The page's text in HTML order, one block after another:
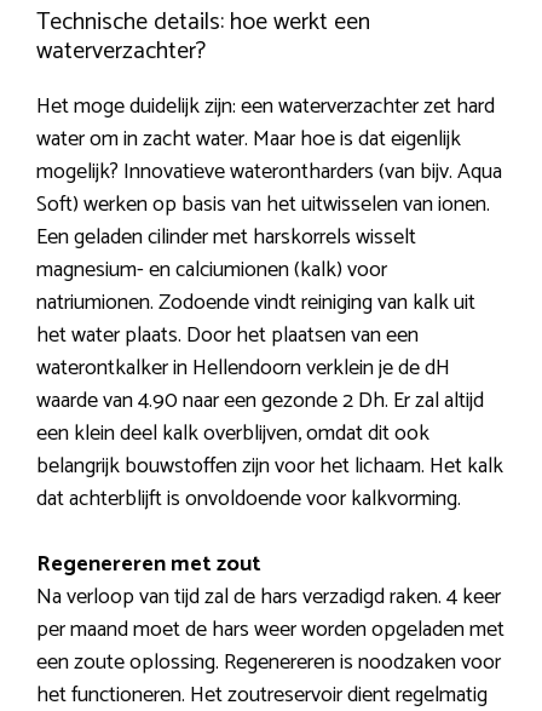
Technische details: hoe werkt een
waterverzachter?
Het moge duidelijk zijn: een waterverzachter zet hard
water om in zacht water. Maar hoe is dat eigenlijk
mogelijk? Innovatieve waterontharders (van bijv. Aqua
Soft) werken op basis van het uitwisselen van ionen.
Een geladen cilinder met harskorrels wisselt
magnesium- en calciumionen (kalk) voor
natriumionen. Zodoende vindt reiniging van kalk uit
het water plaats. Door het plaatsen van een
waterontkalker in Hellendoorn verklein je de dH
waarde van 4.90 naar een gezonde 2 Dh. Er zal altijd
een klein deel kalk overblijven, omdat dit ook
belangrijk bouwstoffen zijn voor het lichaam. Het kalk
dat achterblijft is onvoldoende voor kalkvorming.
Regenereren met zout
Na verloop van tijd zal de hars verzadigd raken. 4 keer
per maand moet de hars weer worden opgeladen met
een zoute oplossing. Regenereren is noodzaken voor
het functioneren. Het zoutreservoir dient regelmatig